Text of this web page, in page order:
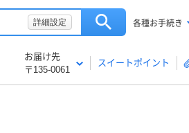
詳細設定 各種お手続き
お届け先
〒135-0061
スイートポイント